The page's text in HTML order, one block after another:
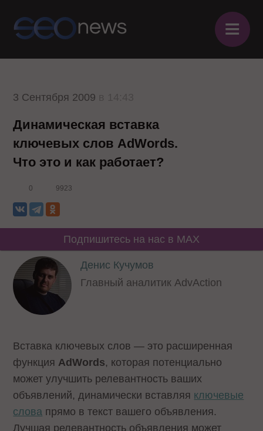
≡
3 Сентября 2009
Динамическая вставка
ключевых слов AdWords.
Что это и как работает?
0 9923
Подпишитесь на нас в MAX
Денис Кучумов
Главный аналитик AdvAction
Вставка ключевых слов — это расширенная
функция AdWords, которая потенциально
может улучшить релевантность ваших
объявлений, динамически вставляя ключевые
слова прямо в текст вашего объявления.
Лучшая релевантность объявления может